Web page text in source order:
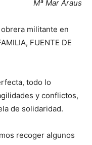
Mª Mar Araus
militante en
FUENTE DE
todo lo
y conflictos,
de solidaridad.
recoger algunos